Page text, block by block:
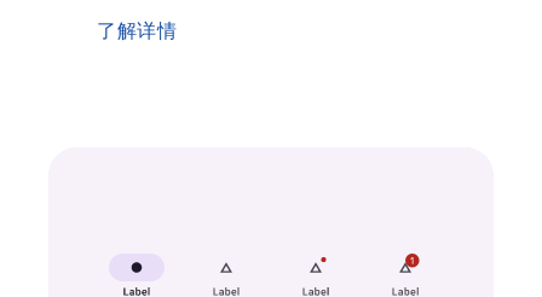
了解详情